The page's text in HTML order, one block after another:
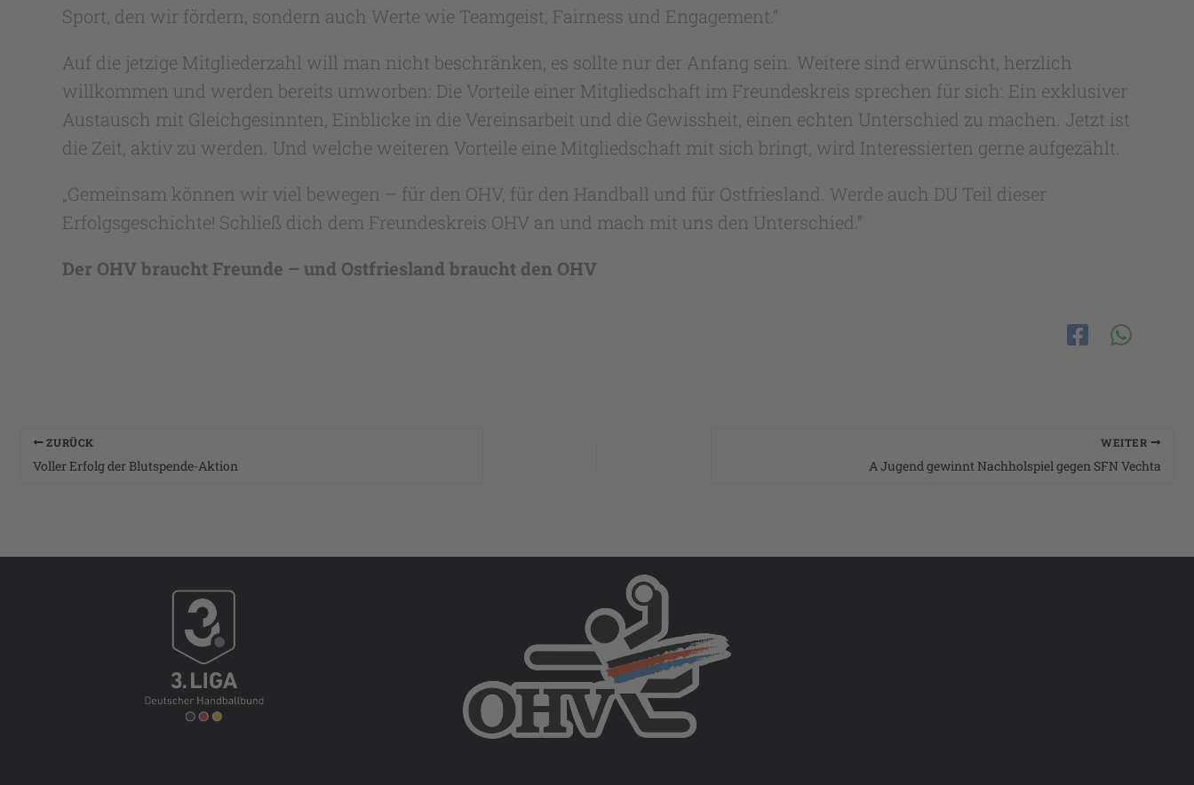
Sport, den wir fördern, sondern auch Werte wie Teamgeist, Fairness und Engagement.“
Auf die jetzige Mitgliederzahl will man nicht beschränken, es sollte nur der Anfang sein. Weitere sind erwünscht, herzlich
willkommen und werden bereits umworben: Die Vorteile einer Mitgliedschaft im Freundeskreis sprechen für sich: Ein exklusiver
Austausch mit Gleichgesinnten, Einblicke in die Vereinsarbeit und die Gewissheit, einen echten Unterschied zu machen. Jetzt ist
die Zeit, aktiv zu werden. Und welche weiteren Vorteile eine Mitgliedschaft mit sich bringt, wird Interessierten gerne aufgezählt.
„Gemeinsam können wir viel bewegen – für den OHV, für den Handball und für Ostfriesland. Werde auch DU Teil dieser
Erfolgsgeschichte! Schließ dich dem Freundeskreis OHV an und mach mit uns den Unterschied.“
Der OHV braucht Freunde – und Ostfriesland braucht den OHV
ZURÜCK
Voller Erfolg der Blutspende-Aktion
WEITER
A Jugend gewinnt Nachholspiel gegen SFN Vechta